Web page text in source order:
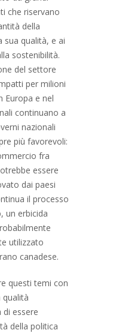
che riservano
della
sua qualità, e ai
sostenibilità.
del settore
per milioni
Europa e nel
continuano a
nazionali
più favorevoli:
fra
essere
dai paesi
il processo
un erbicida
utilizzato
canadese.
questi temi con
qualità
di essere
della politica